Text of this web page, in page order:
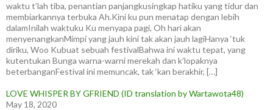
waktu t’lah tiba, penantian panjangkusingkap hatiku yang tidur dan
membiarkannya terbuka Ah.Kini ku pun menatap dengan lebih
dalamInilah waktuku Ku menyapa pagi, Oh hari akan
menyenangkanMimpi yang jauh kini tak akan jauh lagiHanya ‘tuk
diriku, Woo Kubuat sebuah festivalBahwa ini waktu tepat, yang
kutentukan Bunga warna-warni merekah dan k’lopaknya
beterbanganFestival ini memuncak, tak ‘kan berakhir, […]
LOVE WHISPER BY GFRIEND (ID translation by Wartawota48)
May 18, 2020